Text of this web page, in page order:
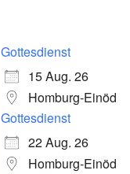
Gottesdienst
15 Aug. 26
Homburg-Einöd
Gottesdienst
22 Aug. 26
Homburg-Einöd